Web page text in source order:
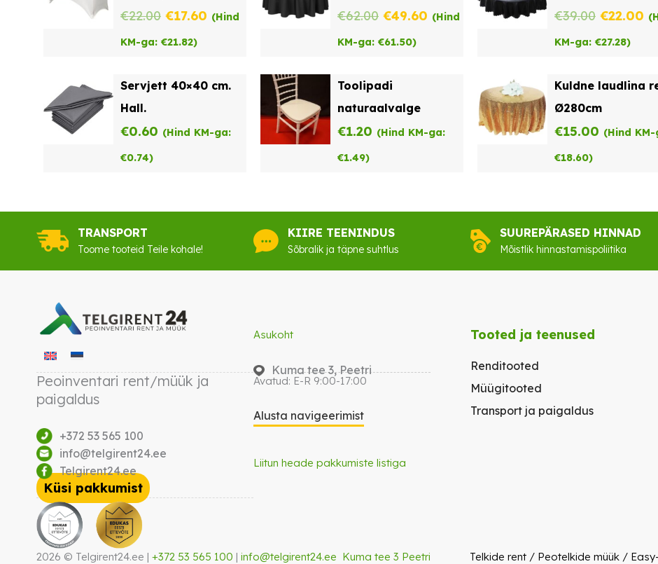
€22.00 Algne
hind
€22.00.
€17.60 Praegune
€17.60.
(Hind
KM-ga: €21.82)
€62.00 Algne
hind
€62.00.
€49.60 Praegune
(Hind
KM-ga: €61.50)
€39.00 Algne
hind
€39.00.
€22.00
KM-ga: €27.28)
Servjett 40×40 cm.
Hall.
€0.60 (Hind KM-ga:
€0.74)
Toolipadi
naturaalvalge
€1.20 (Hind KM-ga:
€1.49)
Kuldne laudlina
Ø280cm
€15.00 (Hind
€18.60)
TRANSPORT
Toome tooteid Teile kohale!
KIIRE TEENINDUS
Sõbralik ja täpne suhtlus
SUUREPÄRASED HINNAD
Mõistlik hinnastamispoliitika
Peoinventari rent/müük ja
paigaldus
+372 53 565 100
info@telgirent24.ee
Telgirent24.ee
Küsi pakkumist
Asukoht
Kuma tee 3, Peetri
Avatud: E-R 9:00-17:00
Alusta navigeerimist
Liitun heade pakkumiste listiga
Tooted ja teenused
Renditooted
Müügitooted
Transport ja paigaldus
2026 © Telgirent24.ee | +372 53 565 100 | info@telgirent24.ee Kuma tee 3 Peetri Telkide rent / Peotelkide müük /